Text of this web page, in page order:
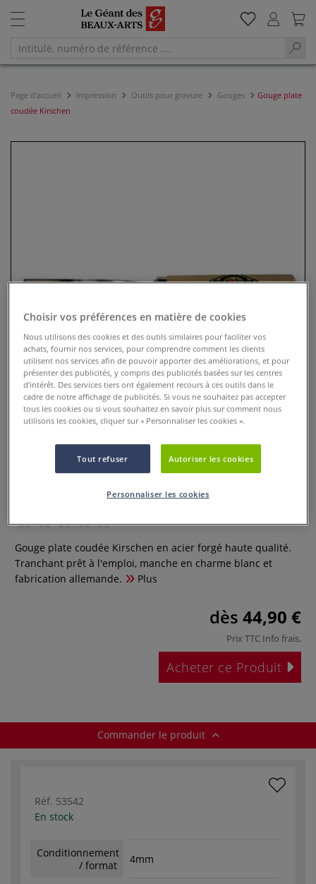
Page d'accueil Impression Outils pour gravure Gouges
Gouge plate
coudée Kirschen
Gouge plate coudée Kirschen
0 Commentaires
Gouge plate coudée Kirschen en acier forgé haute qualité.
Tranchant prêt à l'emploi, manche en charme blanc et
fabrication allemande.
Plus
dès 44,90 €
Prix TTC Info frais.
Acheter ce Produit
Commander le produit
Réf. 53542
En stock
Conditionnement
/ format
4mm
Choisir vos préférences en matière de cookies
Nous utilisons des cookies et des outils similaires pour faciliter vos
achats, fournir nos services, pour comprendre comment les clients
utilisent nos services afin de pouvoir apporter des améliorations, et pour
présenter des publicités, y compris des publicités basées sur les centres
d’intérêt. Des services tiers ont également recours à ces outils dans le
cadre de notre affichage de publicités. Si vous ne souhaitez pas accepter
tous les cookies ou si vous souhaitez en savoir plus sur comment nous
utilisons les cookies, cliquer sur « Personnaliser les cookies ».
Tout refuser Autoriser les cookies
Personnaliser les cookies